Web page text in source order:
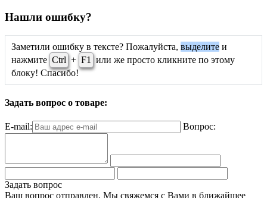
Нашли ошибку?
Заметили ошибку в тексте? Пожалуйста, выделите и
нажмите Ctrl + F1
или же просто кликните по этому
блоку! Спасибо!
Задать вопрос о товаре:
E-mail: Вопрос:
Задать вопрос
Ваш вопрос отправлен. Мы свяжемся с Вами в ближайшее